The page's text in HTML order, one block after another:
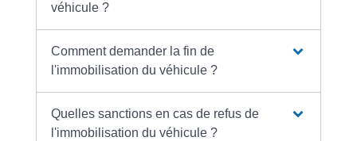
véhicule ?
Comment demander la fin de
l'immobilisation du véhicule ?
Quelles sanctions en cas de refus de
l'immobilisation du véhicule ?